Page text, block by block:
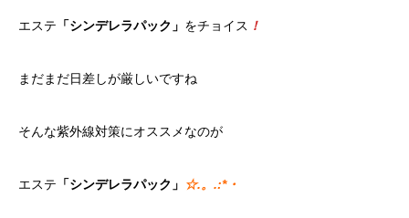
エステ 「シンデレラパック」 をチョイス ！
まだまだ日差しが厳しいですね
そんな紫外線対策にオススメなのが
エステ 「シンデレラパック」 ☆.。.:*・